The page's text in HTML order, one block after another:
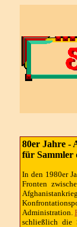
80er Jahre -
für Sammler
In den 1980er
Fronten
Administration.
schließlich die